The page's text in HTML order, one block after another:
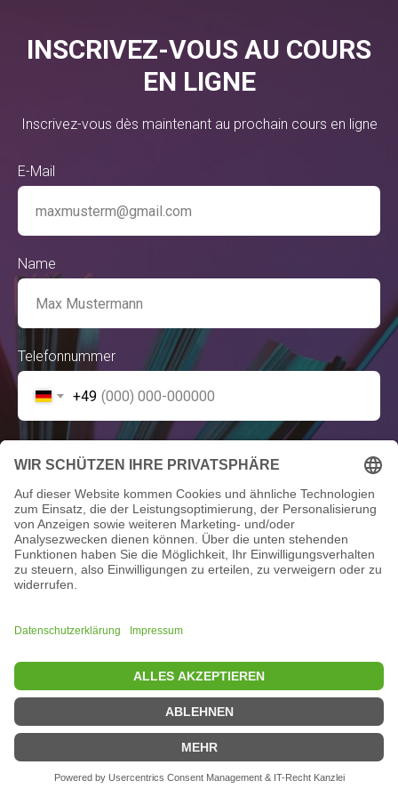
INSCRIVEZ-VOUS AU COURS
EN LIGNE
Inscrivez-vous dès maintenant au prochain cours en ligne
E-Mail
Name
Telefonnummer
+49
Kommentar
En cliquant sur ce bouton, vous acceptez notrepolitique de confidentialité
et nosconditions généralesd'utilisation.
ENVOYER